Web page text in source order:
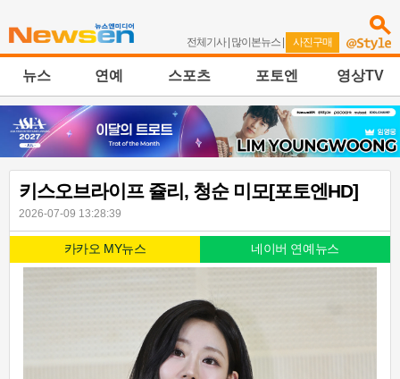
전체기사| 많이본뉴스 | 사진구매
뉴스 연예 스포츠 포토엔 영상TV
키스오브라이프 쥴리, 청순 미모[포토엔HD]
2026-07-09 13:28:39
카카오 MY뉴스 네이버 연예뉴스